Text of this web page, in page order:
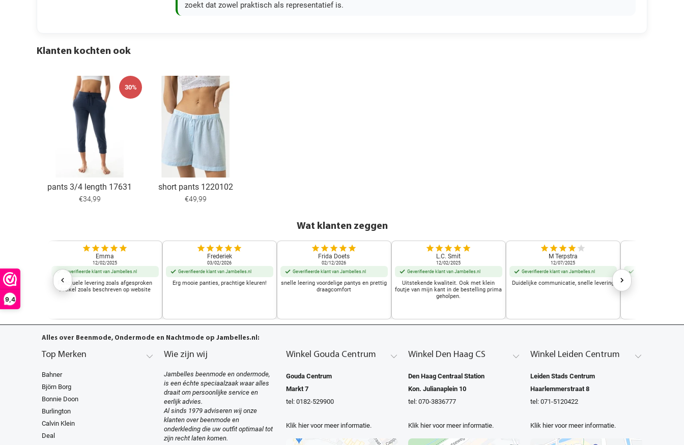
9,4
zoekt dat zowel praktisch als representatief is.
Klanten kochten ook
30%
pants 3/4 length 17631
€34,99
short pants 1220102
€49,99
Wat klanten zeggen
Emma
12/02/2025
Geverifieerde klant van Jambelles.nl
Punctuele levering zoals afgesproken
Artikel zoals beschreven op website
Frederiek
03/02/2026
Geverifieerde klant van Jambelles.nl
Erg mooie panties, prachtige kleuren!
Frida Doets
02/12/2026
Geverifieerde klant van Jambelles.nl
snelle leering voordelige pantys en prettig
draagcomfort
L.C. Smit
12/02/2025
Geverifieerde klant van Jambelles.nl
Uitstekende kwaliteit. Ook met klein
foutje van mijn kant in de bestelling prima
geholpen.
M Terpstra
12/07/2025
Geverifieerde klant van Jambelles.nl
Duidelijke communicatie, snelle levering
Alles over Beenmode, Ondermode en Nachtmode op Jambelles.nl:
Top Merken
Bahner
Björn Borg
Bonnie Doon
Burlington
Calvin Klein
Deal
Wie zijn wij
Jambelles beenmode en ondermode,
is een échte speciaalzaak waar alles
draait om persoonlijke service en
eerlijk advies.
Al sinds 1979 adviseren wij onze
klanten over beenmode en
onderkleding die uw outfit optimaal tot
zijn recht laten komen.
Winkel Gouda Centrum
Gouda Centrum
Markt 7
tel: 0182-529900
Klik hier voor meer informatie.
Winkel Den Haag CS
Den Haag Centraal Station
Kon. Julianaplein 10
tel: 070-3836777
Klik hier voor meer informatie.
Winkel Leiden Centrum
Leiden Stads Centrum
Haarlemmerstraat 8
tel: 071-5120422
Klik hier voor meer informatie.